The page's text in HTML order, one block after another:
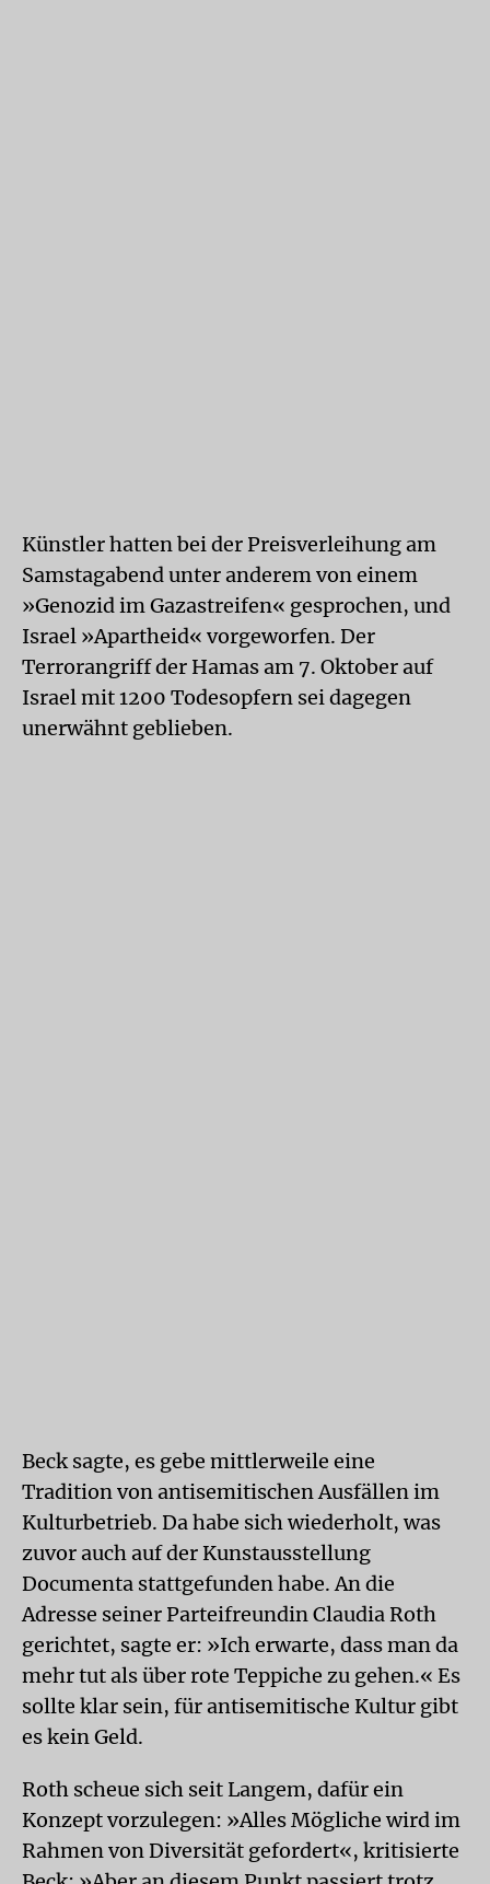
Künstler hatten bei der Preisverleihung am
Samstagabend unter anderem von einem
»Genozid im Gazastreifen« gesprochen, und
Israel »Apartheid« vorgeworfen. Der
Terrorangriff der Hamas am 7. Oktober auf
Israel mit 1200 Todesopfern sei dagegen
unerwähnt geblieben.
Beck sagte, es gebe mittlerweile eine
Tradition von antisemitischen Ausfällen im
Kulturbetrieb. Da habe sich wiederholt, was
zuvor auch auf der Kunstausstellung
Documenta stattgefunden habe. An die
Adresse seiner Parteifreundin Claudia Roth
gerichtet, sagte er: »Ich erwarte, dass man da
mehr tut als über rote Teppiche zu gehen.« Es
sollte klar sein, für antisemitische Kultur gibt
es kein Geld.
Roth scheue sich seit Langem, dafür ein
Konzept vorzulegen: »Alles Mögliche wird im
Rahmen von Diversität gefordert«, kritisierte